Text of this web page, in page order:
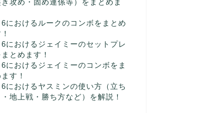
き攻め・固め連係等）をまとめま
6におけるルークのコンボをまとめ
6におけるジェイミーのセットプレ
とめます！
6におけるジェイミーのコンボをま
す！
6におけるヤスミンの使い方（立ち
地上戦・勝ち方など）を解説！